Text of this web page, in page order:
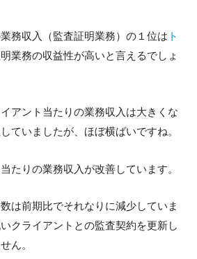
務収入（監査証明業務）の１位は ト
業務の収益性が高いと言えるでしょ
アント当たりの業務収入は大きくな
ていましたが、ほぼ横ばいですね。
たりの業務収入が改善しています。
は前期比でそれなりに減少していま
クライアントとの監査契約を更新し
ん。